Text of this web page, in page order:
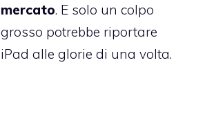
mercato. E solo un colpo
grosso potrebbe riportare
iPad alle glorie di una volta.